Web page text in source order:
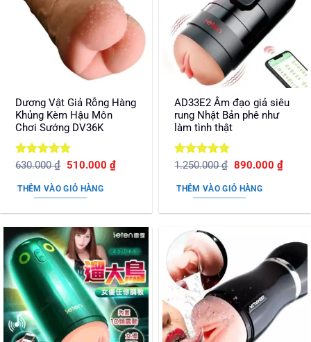
Dương Vật Giả Rỗng Hàng
Khủng Kèm Hậu Môn
Chơi Sướng DV36K
Được xếp
sao
630.000₫ Giá
là:
630.000 ₫.
510.000 ₫Giá
hiện
THÊM VÀO GIỎ HÀNG
AD33E2 Âm đạo giả siêu
rung Nhật Bản phê như
làm tình thật
Được xếp
sao
1.250.000₫ Giá
là:
1.250.000 ₫.
890.000 ₫Giá
hiện
THÊM VÀO GIỎ HÀNG